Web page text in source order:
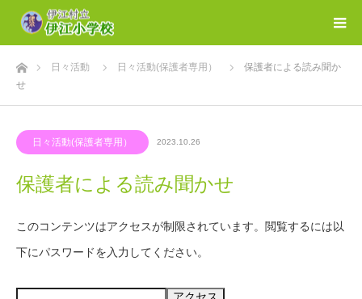
ホーム日々活動 日々活動(保護者専用）
保護者による読み聞か
せ
日々活動(保護者専用） 2023.10.26
保護者による読み聞かせ
このコンテンツはアクセスが制限されています。閲覧するには以
下にパスワードを入力してください。